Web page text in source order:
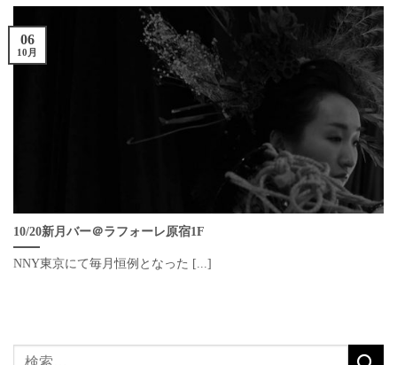
10/20新月バー＠ラフォーレ原宿1F
NNY東京にて毎月恒例となった [...]
06
10月